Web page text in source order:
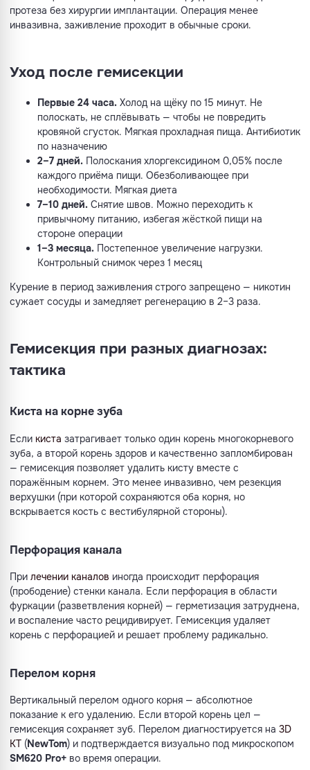
протеза без хирургии имплантации. Операция менее
инвазивна, заживление проходит в обычные сроки.
Уход после гемисекции
Первые 24 часа. Холод на щёку по 15 минут. Не
полоскать, не сплёвывать — чтобы не повредить
кровяной сгусток. Мягкая прохладная пища. Антибиотик
по назначению
2–7 дней. Полоскания хлоргексидином 0,05% после
каждого приёма пищи. Обезболивающее при
необходимости. Мягкая диета
7–10 дней. Снятие швов. Можно переходить к
привычному питанию, избегая жёсткой пищи на
стороне операции
1–3 месяца. Постепенное увеличение нагрузки.
Контрольный снимок через 1 месяц
Курение в период заживления строго запрещено — никотин
сужает сосуды и замедляет регенерацию в 2–3 раза.
Гемисекция при разных диагнозах:
тактика
Киста на корне зуба
Если киста затрагивает только один корень многокорневого
зуба, а второй корень здоров и качественно запломбирован
— гемисекция позволяет удалить кисту вместе с
поражённым корнем. Это менее инвазивно, чем резекция
верхушки (при которой сохраняются оба корня, но
вскрывается кость с вестибулярной стороны).
Перфорация канала
При лечении каналов иногда происходит перфорация
(прободение) стенки канала. Если перфорация в области
фуркации (разветвления корней) — герметизация затруднена,
и воспаление часто рецидивирует. Гемисекция удаляет
корень с перфорацией и решает проблему радикально.
Перелом корня
Вертикальный перелом одного корня — абсолютное
показание к его удалению. Если второй корень цел —
гемисекция сохраняет зуб. Перелом диагностируется на 3D
КТ (NewTom) и подтверждается визуально под микроскопом
SM620 Pro+ во время операции.